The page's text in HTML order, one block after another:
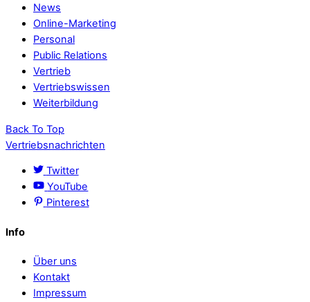
News
Online-Marketing
Personal
Public Relations
Vertrieb
Vertriebswissen
Weiterbildung
Back To Top
Vertriebsnachrichten
Twitter
YouTube
Pinterest
Info
Über uns
Kontakt
Impressum